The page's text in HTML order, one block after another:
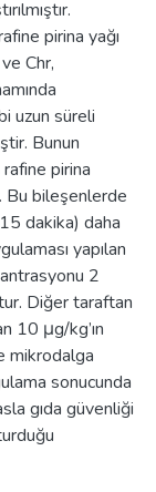
pirina yağı
Chr,
uzun süreli
Bunun
pirina
Bu bileşenlerde
dakika) daha
yapılan
2
Diğer taraftan
10 μg/kg’ın
mikrodalga
sonucunda
gıda güvenliği